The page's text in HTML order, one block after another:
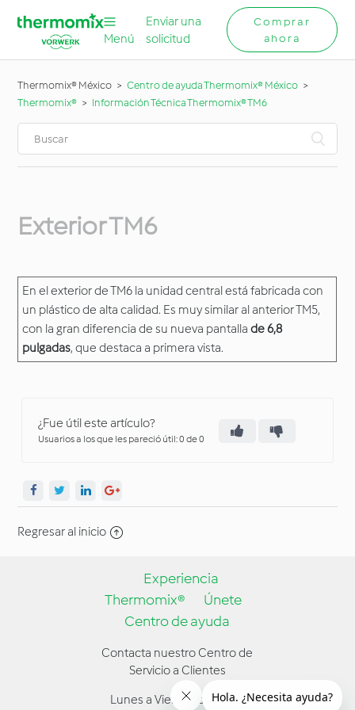
Menú
Enviar una
solicitud
Comprar
ahora
Thermomix® México
Centro de ayuda Thermomix® México
Thermomix®
Información Técnica Thermomix® TM6
Exterior TM6
En el exterior de TM6 la unidad central está fabricada con
un plástico de alta calidad. Es muy similar al anterior TM5,
con la gran diferencia de su nueva pantallade 6,8
pulgadas, que destaca a primera vista.
¿Fue útil este artículo?
Usuarios a los que les pareció útil: 0 de 0
Regresar al inicio
Experiencia
Thermomix®
Únete
Centro de ayuda
Contacta nuestro Centro de
Servicio a Clientes
Lunes a Viernes de 9:00 a